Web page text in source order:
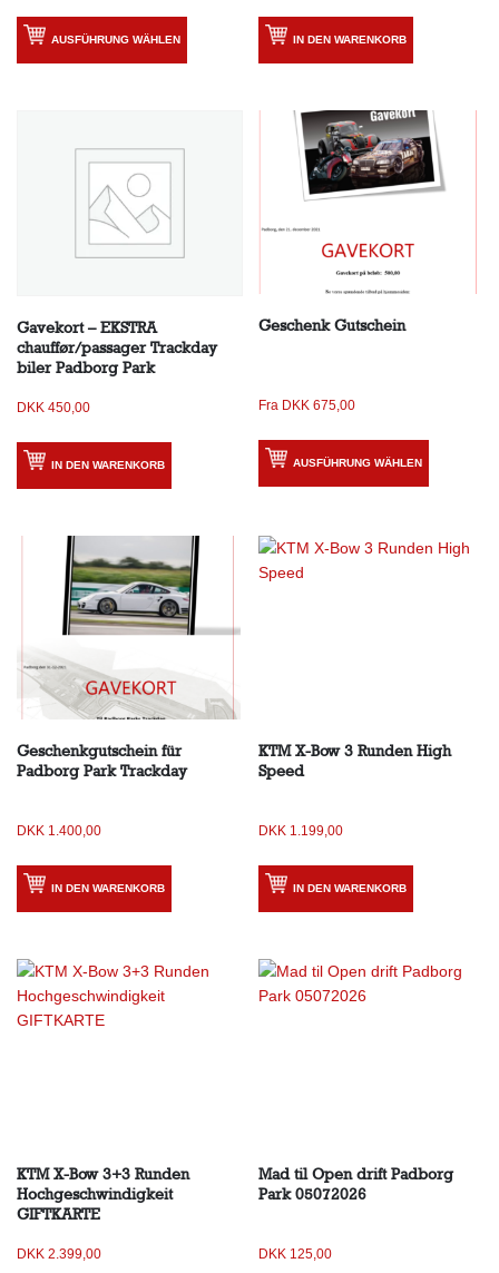
AUSFÜHRUNG WÄHLEN IN DEN WARENKORB
Gavekort – EKSTRA
chauffør/passager Trackday
biler Padborg Park
DKK 450,00
IN DEN WARENKORB
Geschenk Gutschein
Fra DKK675,00
AUSFÜHRUNG WÄHLEN
Geschenkgutschein für
Padborg Park Trackday
DKK 1.400,00
IN DEN WARENKORB
KTM X-Bow 3 Runden High
Speed
DKK 1.199,00
IN DEN WARENKORB
KTM X-Bow 3+3 Runden
Hochgeschwindigkeit
GIFTKARTE
DKK 2.399,00
Mad til Open drift Padborg
Park 05072026
DKK 125,00